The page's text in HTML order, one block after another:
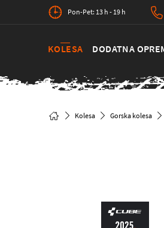
Pon-Pet: 13 h - 19 h
KOLESA DODATNA
Kolesa Gorska kolesa